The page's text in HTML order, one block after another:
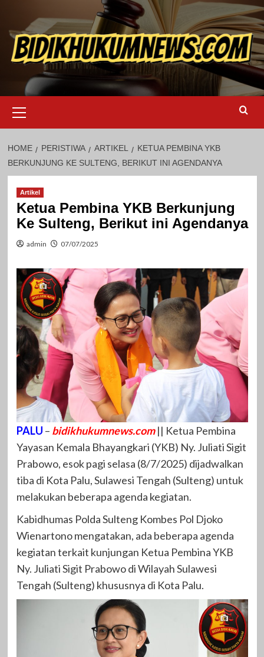
content
Menu
HOME PERISTIWA ARTIKEL
KETUA PEMBINA YKB
BERKUNJUNG KE SULTENG, BERIKUT INI AGENDANYA
Artikel
Ketua Pembina YKB Berkunjung
Ke Sulteng, Berikut ini Agendanya
admin 07/07/2025
PALU – bidikhukumnews.com|| Ketua Pembina
Yayasan Kemala Bhayangkari (YKB) Ny. Juliati Sigit
Prabowo, esok pagi selasa (8/7/2025) dijadwalkan
tiba di Kota Palu, Sulawesi Tengah (Sulteng) untuk
melakukan beberapa agenda kegiatan.
Kabidhumas Polda Sulteng Kombes Pol Djoko
Wienartono mengatakan, ada beberapa agenda
kegiatan terkait kunjungan Ketua Pembina YKB
Ny. Juliati Sigit Prabowo di Wilayah Sulawesi
Tengah (Sulteng) khususnya di Kota Palu.